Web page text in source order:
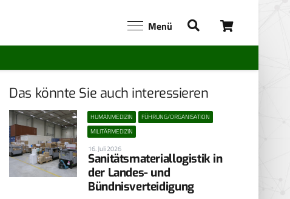
Menü
Das könnte Sie auch interessieren
HUMANMEDIZIN
FÜHRUNG/ORGANISATION
MILITÄRMEDIZIN
16. Juli 2026
Sanitätsmateriallogistik in
der Landes- und
Bündnisverteidigung